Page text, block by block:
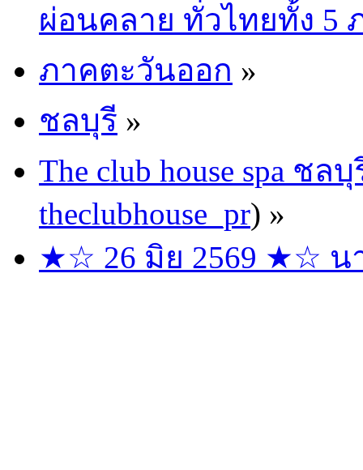
ผ่อนคลาย ทั่วไทยทั้ง 5
ภาคตะวันออก »
ชลบุรี »
The club house spa ช
theclubhouse_pr) »
★☆ 26 มิย 2569 ★☆ นา